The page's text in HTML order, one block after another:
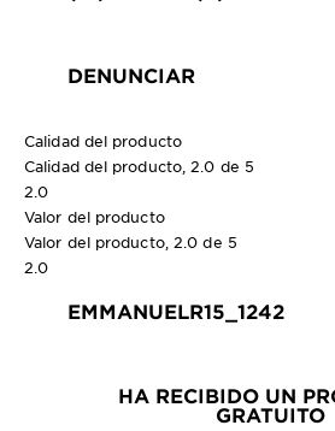
DENUNCIAR
Calidad del producto
Calidad del producto, 2.0 de 5
2.0
Valor del producto
Valor del producto, 2.0 de 5
2.0
EMMANUELR15_1242
HA RECIBIDO UN
GRATUITO